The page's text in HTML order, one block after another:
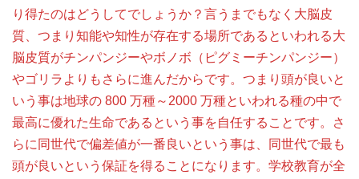
り得たのはどうしてでしょうか？言うまでもなく大脳皮
質、つまり知能や知性が存在する場所であるといわれる大
脳皮質がチンパンジーやボノボ（ピグミーチンパンジー）
やゴリラよりもさらに進んだからです。つまり頭が良いと
いう事は地球の 800 万種～2000 万種といわれる種の中で
最高に優れた生命であるという事を自任することです。さ
らに同世代で偏差値が一番良いという事は、同世代で最も
頭が良いという保証を得ることになります。学校教育が全